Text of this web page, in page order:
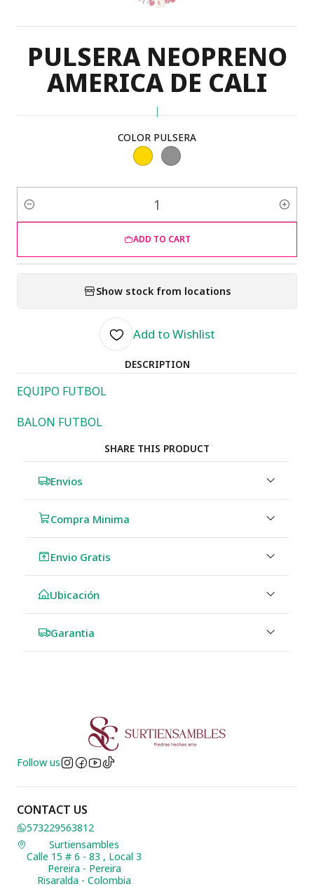
PULSERA NEOPRENO
AMERICA DE CALI
|
COLOR PULSERA
Quantity
ADD TO CART
Show stock from locations
Add to Wishlist
DESCRIPTION
EQUIPO FUTBOL
BALON FUTBOL
SHARE THIS PRODUCT
Envios
Compra Minima
Envio Gratis
Ubicación
Garantia
Follow us
CONTACT US
573229563812
Surtiensambles
Calle 15 # 6 - 83 , Local 3
Pereira - Pereira
Risaralda - Colombia